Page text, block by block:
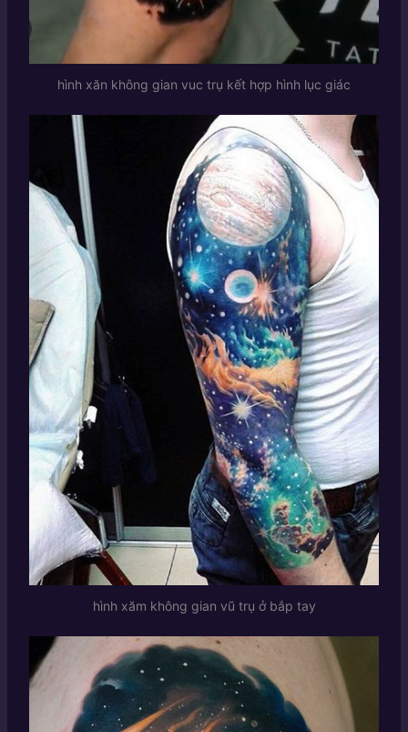
hình xăn không gian vuc trụ kết hợp hình lục giác
hình xăm không gian vũ trụ ở bắp tay